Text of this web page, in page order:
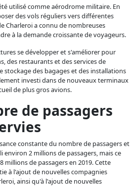
utilisé comme aérodrome militaire. En
des vols réguliers vers différentes
Charleroi a connu de nombreuses
à la demande croissante de voyageurs.
se développer et s'améliorer pour
des restaurants et des services de
des bagages et des installations
investi dans de nouveaux terminaux
de plus gros avions.
de passagers
constante du nombre de passagers et
environ 2 millions de passagers, mais ce
de passagers en 2019. Cette
à l'ajout de nouvelles compagnies
ainsi qu'à l'ajout de nouvelles